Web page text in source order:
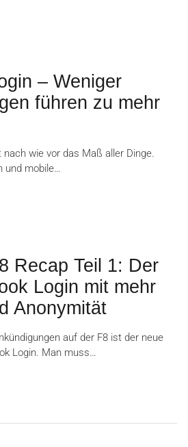
– Weniger
führen zu mehr
nach wie vor das Maß aller Dinge.
und mobile…
Recap Teil 1: Der
Login mit mehr
Anonymität
auf der F8 ist der neue
Login. Man muss…